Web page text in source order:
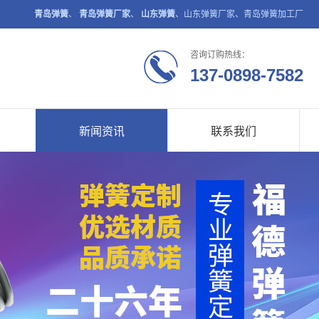
青岛弹簧、 青岛弹簧厂家、 山东弹簧、山东弹簧厂家、青岛弹簧加工厂
咨询订购热线：
137-0898-7582
新闻资讯 联系我们